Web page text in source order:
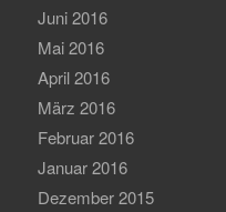
Juni 2016
Mai 2016
April 2016
März 2016
Februar 2016
Januar 2016
Dezember 2015